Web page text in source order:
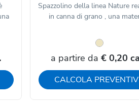
Spazzolino della linea Nature
in canna di grano , una
a partire da € 0,20
CALCOLA